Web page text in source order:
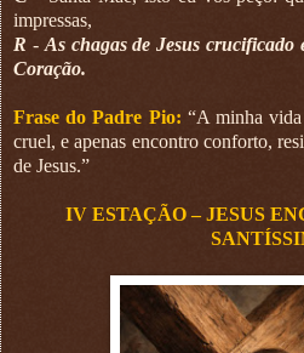
impressas,
R - As chagas de Jesus crucificado
Coração.
Frase do Padre Pio: “A minha
cruel, e apenas encontro conforto,
de Jesus.”
IV ESTAÇÃO – JESUS